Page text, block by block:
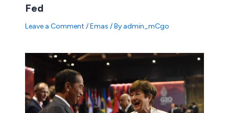
Fed
Leave a Comment /Emas / By admin_mCgo